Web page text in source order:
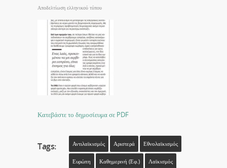
Αποδελτίωση ελληνικού τύπου
Κατεβάστε το δημοσίευμα σε PDF
Tags: Αντιλαϊκισμός Αριστερά Εθνολαϊκισμός
Ευρώπη Καθημερινή (εφ.) Λαϊκισμός